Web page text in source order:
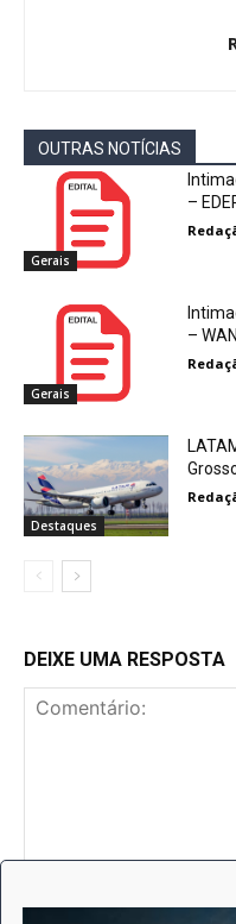
OUTRAS NOTÍCIAS
Gerais
–
Gerais
–
Destaques
DEIXE UMA RESPOSTA